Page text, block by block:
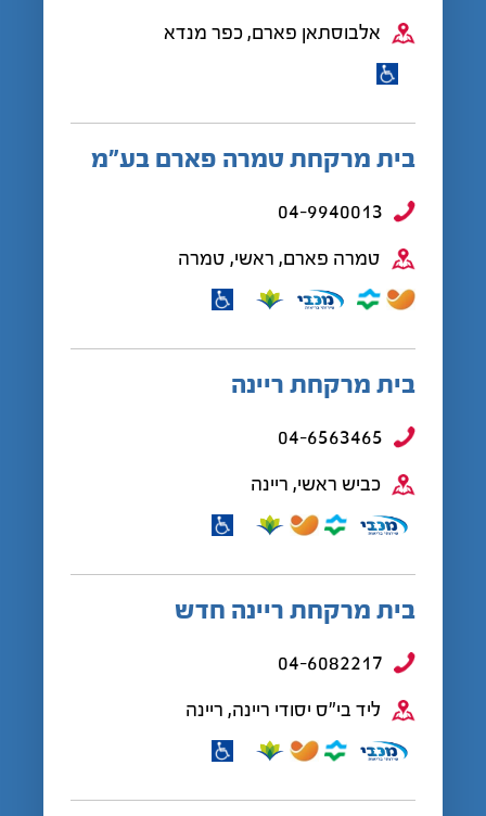
אלבוסתאן פארם, כפר מנדא
בית מרקחת טמרה פארם בע”מ
04-9940013
טמרה פארם, ראשי, טמרה
בית מרקחת ריינה
04-6563465
כביש ראשי, ריינה
בית מרקחת ריינה חדש
04-6082217
ליד בי"ס יסודי ריינה, ריינה